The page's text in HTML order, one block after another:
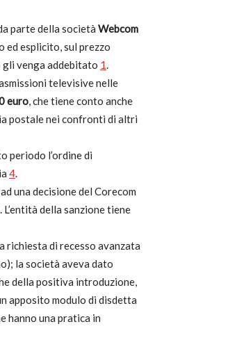
parte della società Webcom
ed esplicito, sul prezzo
gli venga addebitato 1.
televisive nelle
euro, che tiene conto anche
postale nei confronti di altri
periodo l’ordine di
4.
una decisione del Corecom
della sanzione tiene
richiesta di recesso avanzata
la società aveva dato
della positiva introduzione,
apposito modulo di disdetta
hanno una pratica in